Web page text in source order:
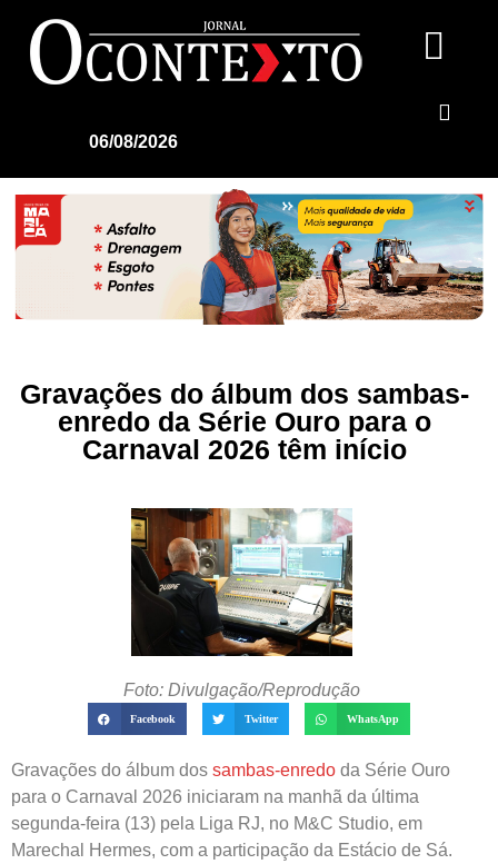
06/08/2026
Gravações do álbum dos sambas-
enredo da Série Ouro para o
Carnaval 2026 têm início
Foto: Divulgação/Reprodução
Facebook Twitter WhatsApp
Gravações do álbum dos sambas-enredo da Série Ouro
para o Carnaval 2026 iniciaram na manhã da última
segunda-feira (13) pela Liga RJ, no M&C Studio, em
Marechal Hermes, com a participação da Estácio de Sá.